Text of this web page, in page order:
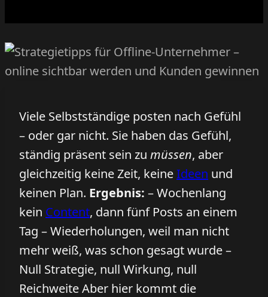
Viele Selbstständige posten nach Gefühl
– oder gar nicht. Sie haben das Gefühl,
ständig präsent sein zu müssen, aber
gleichzeitig keine Zeit, keineIdeen und
keinen Plan. Ergebnis: – Wochenlang
kein Content, dann fünf Posts an einem
Tag – Wiederholungen, weil man nicht
mehr weiß, was schon gesagt wurde –
Null Strategie, null Wirkung, null
Reichweite Aber hier kommt die